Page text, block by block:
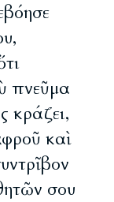
πνεῦμα
κράζει,
καὶ
σου